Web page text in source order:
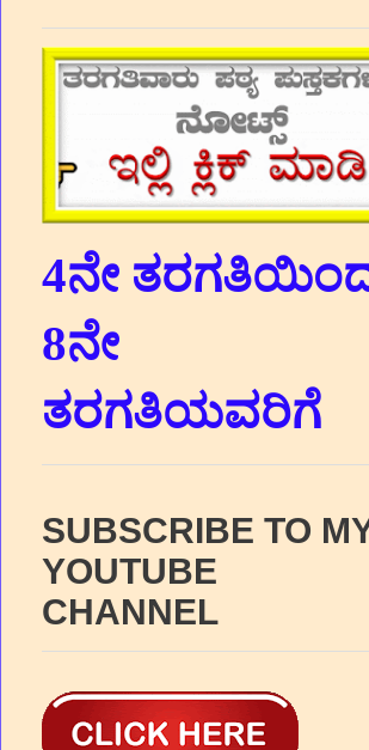
4ನೇ
8ನೇ
ತರಗತಿಯವರಿಗೆ
SUBSCRIBE TO
YOUTUBE
CHANNEL